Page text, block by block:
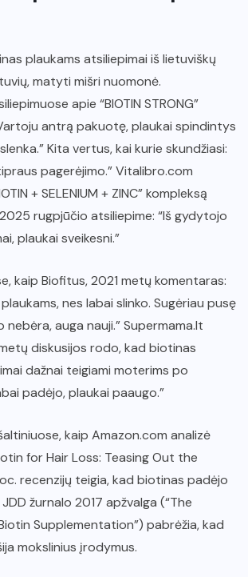
plaukams atsiliepimai iš lietuviškų
matyti mišri nuomonė.
apie “BIOTIN STRONG”
antrą pakuotę, plaukai spindintys
Kita vertus, kai kurie skundžiasi:
pagerėjimo.” Vitalibro.com
+ SELENIUM + ZINC” kompleksą
rugpjūčio atsiliepime: “Iš gydytojo
plaukai sveikesni.”
kaip Biofitus, 2021 metų komentaras:
nes labai slinko. Sugėriau pusę
nebėra, auga nauji.” Supermama.lt
diskusijos rodo, kad biotinas
dažnai teigiami moterims po
padėjo, plaukai paaugo.”
kaip Amazon.com analizė
for Hair Loss: Teasing Out the
recenzijų teigia, kad biotinas padėjo
žurnalo 2017 apžvalga (“The
Supplementation”) pabrėžia, kad
mokslinius įrodymus.